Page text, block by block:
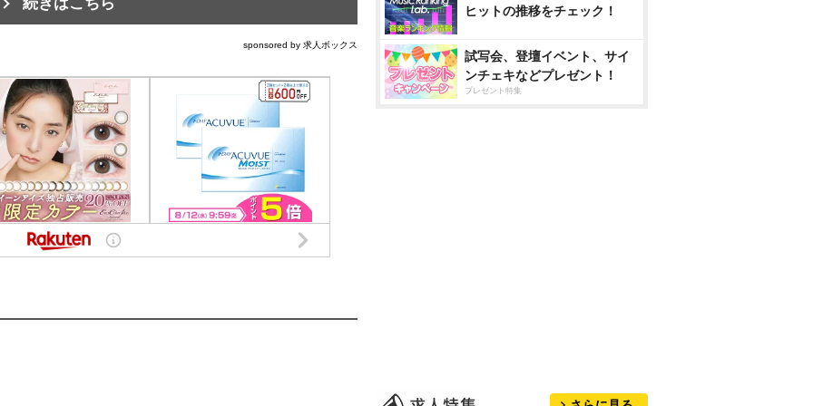
sponsored by 求人ボックス
ヒットの推移をチェック！
試写会、登壇イベント、サイ
ンチェキなどプレゼント！
プレゼント特集